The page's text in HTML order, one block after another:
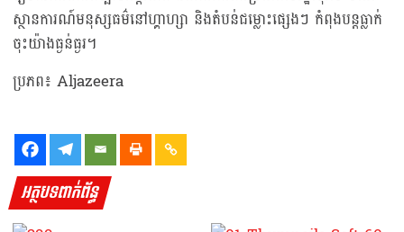
ស្ថានការណ៍មនុស្សធម៌នៅហ្គាហ្សា និងតំបន់ជម្លោះផ្សេងៗ កំពុងបន្តធ្លាក់
ចុះយ៉ាងធ្ងន់ធ្ងរ។
ប្រភព៖ Aljazeera
អត្ថបទពាក់ព័ន្ធ